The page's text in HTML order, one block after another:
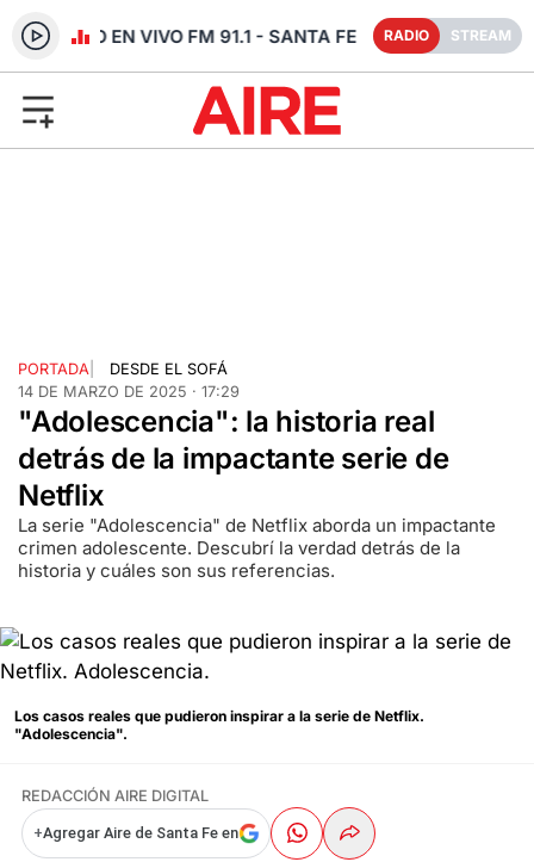
RADIO EN VIVO FM 91.1 - SANTA FE RADIO STREAM
PORTADA
DESDE EL SOFÁ
14 DE MARZO DE 2025 · 17:29
"Adolescencia": la historia real
detrás de la impactante serie de
Netflix
La serie "Adolescencia" de Netflix aborda un impactante
crimen adolescente. Descubrí la verdad detrás de la
historia y cuáles son sus referencias.
Los casos reales que pudieron inspirar a la serie de Netflix.
"Adolescencia".
REDACCIÓN AIRE DIGITAL
+Agregar Aire de Santa Fe en